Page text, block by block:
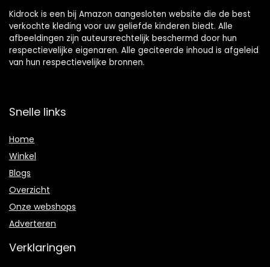
Kidrock is een bij Amazon aangesloten website die de best
verkochte kleding voor uw geliefde kinderen biedt. Alle
afbeeldingen zijn auteursrechtelijk beschermd door hun
respectievelijke eigenaren. Alle geciteerde inhoud is afgeleid
van hun respectievelijke bronnen.
Snelle links
Home
Winkel
Blogs
Overzicht
Onze webshops
Adverteren
Verklaringen